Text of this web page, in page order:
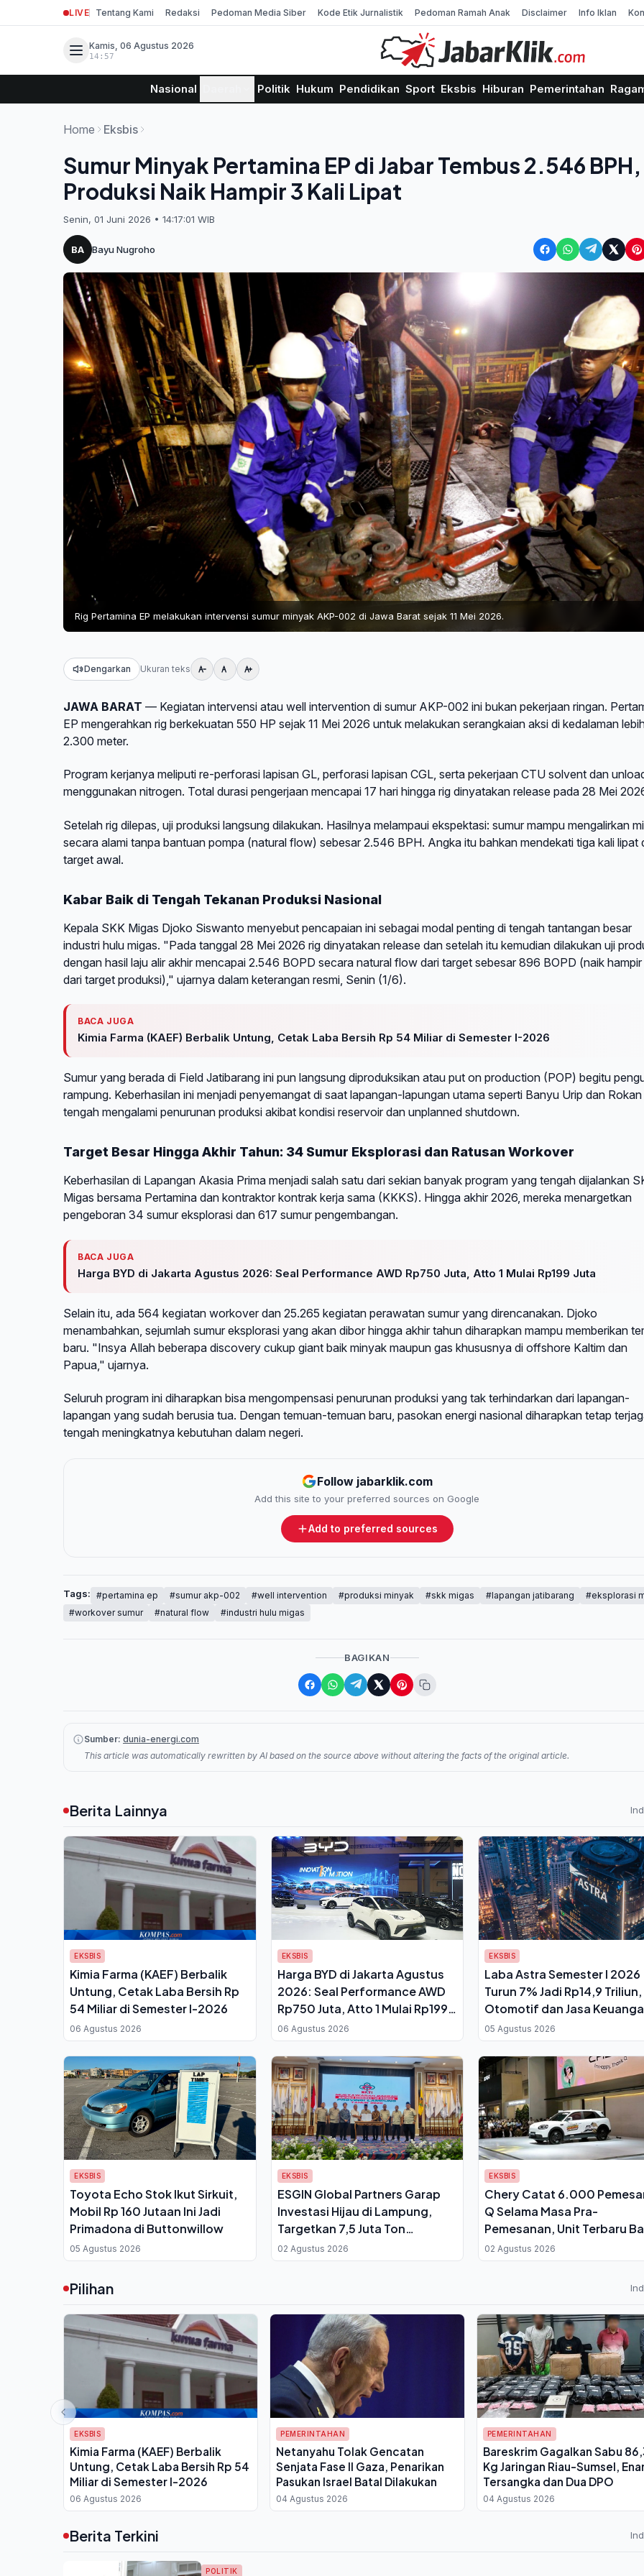
LIVE Tentang Kami Redaksi Pedoman Media Siber Kode Etik Jurnalistik Pedoman Ramah Anak Disclaimer Info Iklan
Kamis, 06 Agustus 2026
14:57
Nasional Politik Hukum Pendidikan Sport Eksbis Hiburan Pemerintahan
Home Eksbis
Sumur Minyak Pertamina EP di Jabar Tembus 2.546 BPH,
Produksi Naik Hampir 3 Kali Lipat
Senin, 01 Juni 2026 • 14:17:01 WIB
BA Bayu Nugroho
Rig Pertamina EP melakukan intervensi sumur minyak AKP-002 di Jawa Barat sejak 11 Mei 2026.
Dengarkan Ukuran teks
JAWA BARAT — Kegiatan intervensi atau well intervention di sumur AKP-002 ini bukan pekerjaan ringan.
EP mengerahkan rig berkekuatan 550 HP sejak 11 Mei 2026 untuk melakukan serangkaian aksi di kedalaman
2.300 meter.
Program kerjanya meliputi re-perforasi lapisan GL, perforasi lapisan CGL, serta pekerjaan CTU solvent dan
menggunakan nitrogen. Total durasi pengerjaan mencapai 17 hari hingga rig dinyatakan release pada 28 Mei
Setelah rig dilepas, uji produksi langsung dilakukan. Hasilnya melampaui ekspektasi: sumur mampu mengalirkan
secara alami tanpa bantuan pompa (natural flow) sebesar 2.546 BPH. Angka itu bahkan mendekati tiga kali lipat
target awal.
Kabar Baik di Tengah Tekanan Produksi Nasional
Kepala SKK Migas Djoko Siswanto menyebut pencapaian ini sebagai modal penting di tengah tantangan besar
industri hulu migas. "Pada tanggal 28 Mei 2026 rig dinyatakan release dan setelah itu kemudian dilakukan uji
dengan hasil laju alir akhir mencapai 2.546 BOPD secara natural flow dari target sebesar 896 BOPD (naik
dari target produksi)," ujarnya dalam keterangan resmi, Senin (1/6).
BACA JUGA
Kimia Farma (KAEF) Berbalik Untung, Cetak Laba Bersih Rp 54 Miliar di Semester I-2026
Sumur yang berada di Field Jatibarang ini pun langsung diproduksikan atau put on production (POP) begitu
rampung. Keberhasilan ini menjadi penyemangat di saat lapangan-lapungan utama seperti Banyu Urip dan Rokan
tengah mengalami penurunan produksi akibat kondisi reservoir dan unplanned shutdown.
Target Besar Hingga Akhir Tahun: 34 Sumur Eksplorasi dan Ratusan Workover
Keberhasilan di Lapangan Akasia Prima menjadi salah satu dari sekian banyak program yang tengah dijalankan
Migas bersama Pertamina dan kontraktor kontrak kerja sama (KKKS). Hingga akhir 2026, mereka menargetkan
pengeboran 34 sumur eksplorasi dan 617 sumur pengembangan.
BACA JUGA
Harga BYD di Jakarta Agustus 2026: Seal Performance AWD Rp750 Juta, Atto 1 Mulai Rp199 Juta
Selain itu, ada 564 kegiatan workover dan 25.265 kegiatan perawatan sumur yang direncanakan. Djoko
menambahkan, sejumlah sumur eksplorasi yang akan dibor hingga akhir tahun diharapkan mampu memberikan
baru. "Insya Allah beberapa discovery cukup giant baik minyak maupun gas khususnya di offshore Kaltim dan
Papua," ujarnya.
Seluruh program ini diharapkan bisa mengompensasi penurunan produksi yang tak terhindarkan dari lapangan-
lapangan yang sudah berusia tua. Dengan temuan-temuan baru, pasokan energi nasional diharapkan tetap
tengah meningkatnya kebutuhan dalam negeri.
Follow jabarklik.com
Add this site to your preferred sources on Google
Add to preferred sources
Tags: #pertamina ep #sumur akp-002 #well intervention #produksi minyak #skk migas #lapangan jatibarang
#eksplorasi
#workover sumur
#natural flow #industri hulu migas
BAGIKAN
Sumber: dunia-energi.com
This article was automatically rewritten by AI based on the source above without altering the facts of the original article.
Berita Lainnya
EKSBIS
Kimia Farma (KAEF) Berbalik
Untung, Cetak Laba Bersih Rp
54 Miliar di Semester I-2026
06 Agustus 2026
EKSBIS
Harga BYD di Jakarta Agustus
2026: Seal Performance AWD
Rp750 Juta, Atto 1 Mulai Rp199
Juta
06 Agustus 2026
EKSBIS
Laba Astra Semester I 2026
Turun 7% Jadi Rp14,9 Triliun,
Otomotif dan Jasa
Jadi Penopang Utama
05 Agustus 2026
EKSBIS
Toyota Echo Stok Ikut Sirkuit,
Mobil Rp 160 Jutaan Ini Jadi
Primadona di Buttonwillow
05 Agustus 2026
EKSBIS
ESGIN Global Partners Garap
Investasi Hijau di Lampung,
Targetkan 7,5 Juta Ton
Singkong Jadi Proyek Karbon
02 Agustus 2026
EKSBIS
Chery Catat 6.000
Q Selama Masa Pra-
Pemesanan, Unit Terbaru
Dikirim November 2026
02 Agustus 2026
Pilihan
EKSBIS
Kimia Farma (KAEF) Berbalik
Untung, Cetak Laba Bersih Rp 54
Miliar di Semester I-2026
06 Agustus 2026
PEMERINTAHAN
Netanyahu Tolak Gencatan
Senjata Fase II Gaza, Penarikan
Pasukan Israel Batal Dilakukan
04 Agustus 2026
PEMERINTAHAN
Bareskrim Gagalkan Sabu
Kg Jaringan Riau-Sumsel,
Tersangka dan Dua DPO
04 Agustus 2026
Berita Terkini
POLITIK